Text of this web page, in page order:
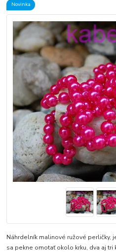
Novinka
Náhrdelník malinové ružové perličky,
sa pekne omotať okolo krku, dva aj tri